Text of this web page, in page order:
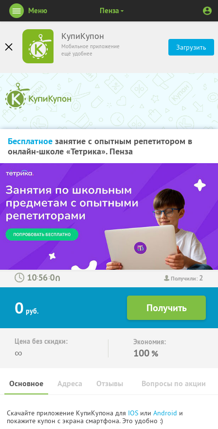
КупиКупон
Мобильное приложение
ещё удобнее
Загрузить
Меню Пенза
Бесплатное занятие с опытным репетитором в
онлайн-школе «Тетрика». Пенза
Получили: 2
: :
0 руб.
Цена без скидки:
∞
Экономия:
100 %
Основное Отзывы Вопросы по акции
Адреса
Скачайте приложение КупиКупона для IOS или Android и
покажите купон с экрана смартфона. Это удобно :)